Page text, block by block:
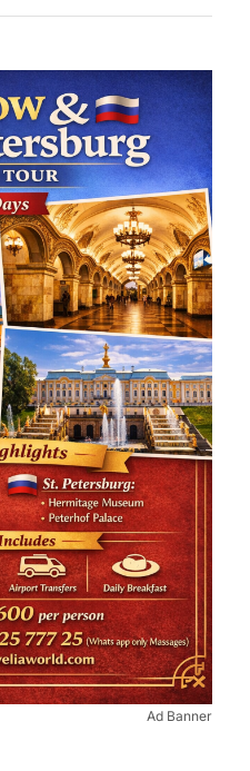
Ad Banner